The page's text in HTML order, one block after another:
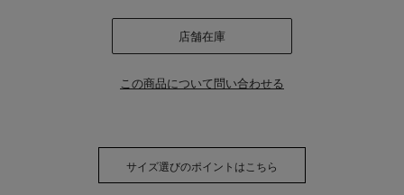
店舗在庫
この商品について問い合わせる
サイズ選びのポイントはこちら